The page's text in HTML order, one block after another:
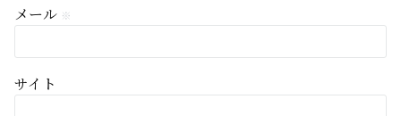
メール ※
サイト